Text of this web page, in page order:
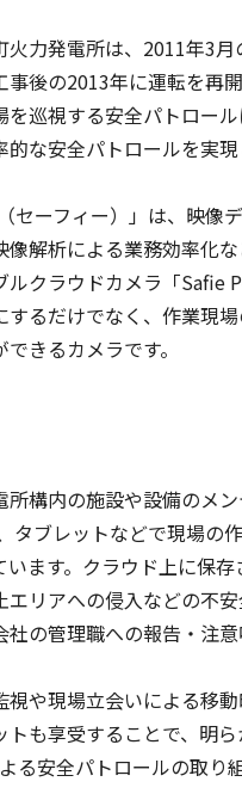
力発電所は、2011年3
後の2013年に運転を再
巡視する安全パトロー
な安全パトロールを実現
ーフィー）」は、映像
解析による業務効率化
ルクラウドカメラ「Safie
るだけでなく、作業現
きるカメラです。
構内の施設や設備のメ
タブレットなどで現場の
ます。クラウド上に保
リアへの侵入などの不
の管理職への報告・注意
や現場立会いによる移
も享受することで、明
る安全パトロールの取り